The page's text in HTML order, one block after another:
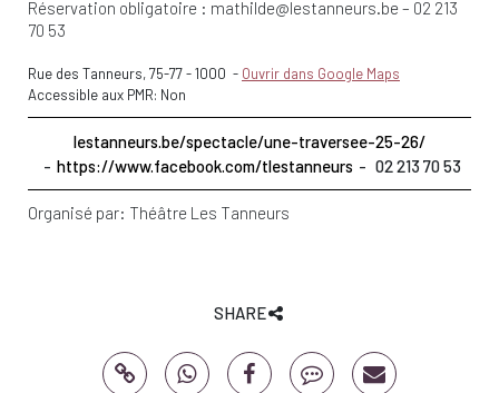
Réservation obligatoire : mathilde@lestanneurs.be – 02 213
70 53
Rue des Tanneurs, 75-77-1000 - Ouvrir dans Google Maps
Accessible aux PMR: Non
lestanneurs.be/spectacle/une-traversee-25-26/
https://www.facebook.com/tlestanneurs
02 213 70 53
Organisé par: Théâtre Les Tanneurs
SHARE